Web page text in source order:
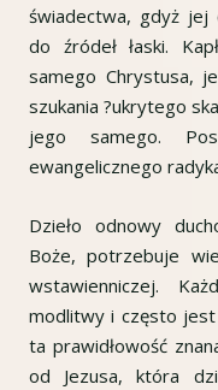
świadectwa, gdyż jej
do źródeł łaski.
samego Chrystusa,
szukania ?ukrytego
jego samego.
ewangelicznego
Dzieło odnowy
Boże, potrzebuje
wstawienniczej.
modlitwy i często jest
ta prawidłowość
od Jezusa, która